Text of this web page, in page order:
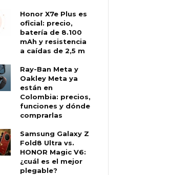
Honor X7e Plus es
oficial: precio,
batería de 8.100
mAh y resistencia
a caídas de 2,5 m
Ray-Ban Meta y
Oakley Meta ya
están en
Colombia: precios,
funciones y dónde
comprarlas
Samsung Galaxy Z
Fold8 Ultra vs.
HONOR Magic V6:
¿cuál es el mejor
plegable?